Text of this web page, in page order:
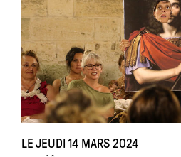
LE JEUDI 14 MARS 2024